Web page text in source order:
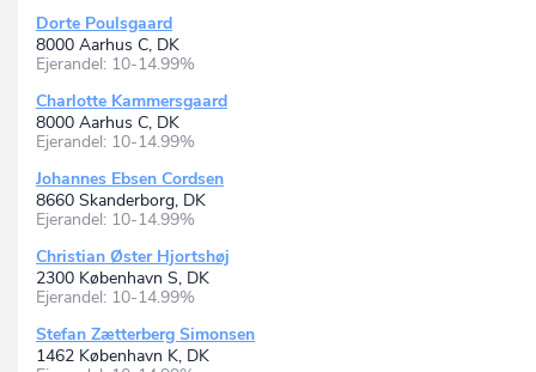
Dorte Poulsgaard
8000 Aarhus C, DK
Ejerandel: 10-14.99%
Charlotte Kammersgaard
8000 Aarhus C, DK
Ejerandel: 10-14.99%
Johannes Ebsen Cordsen
8660 Skanderborg, DK
Ejerandel: 10-14.99%
Christian Øster Hjortshøj
2300 København S, DK
Ejerandel: 10-14.99%
Stefan Zætterberg Simonsen
1462 København K, DK